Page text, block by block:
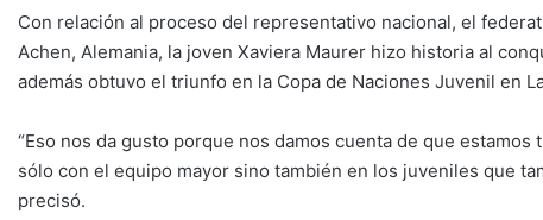
Con relación al proceso del representativo nacional, el
Achen, Alemania, la joven Xaviera Maurer hizo historia al
además obtuvo el triunfo en la Copa de Naciones Juvenil en
“Eso nos da gusto porque nos damos cuenta de que
sólo con el equipo mayor sino también en los juveniles que
precisó.